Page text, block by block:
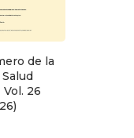
de la
26